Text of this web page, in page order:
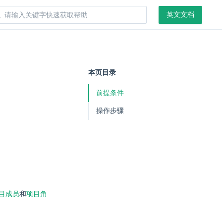
英文文档
成员和项目角
本页目录
前提条件
操作步骤